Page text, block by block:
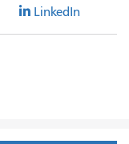
LinkedIn